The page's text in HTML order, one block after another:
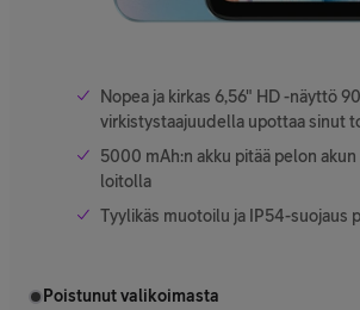
Nopea ja kirkas 6,56" HD -näyttö
virkistystaajuudella upottaa sinut
5000 mAh:n akku pitää pelon
loitolla
Tyylikäs muotoilu ja IP54-suojaus
Poistunut valikoimasta